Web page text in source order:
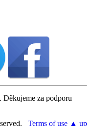
. Děkujeme za podporu
Terms of use ▲ up